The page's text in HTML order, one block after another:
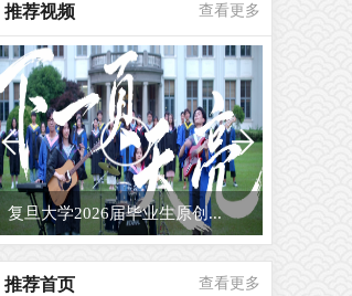
推荐视频 查看更多
复旦大学2026届毕业生原创...
推荐首页 查看更多